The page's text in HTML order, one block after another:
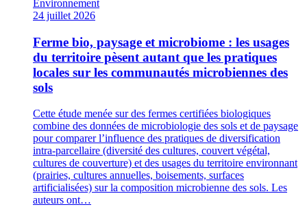
Environnement
24 juillet 2026
Ferme bio, paysage et microbiome : les usages
du territoire pèsent autant que les pratiques
locales sur les communautés microbiennes des
sols
Cette étude menée sur des fermes certifiées biologiques
combine des données de microbiologie des sols et de paysage
pour comparer l’influence des pratiques de diversification
intra-parcellaire (diversité des cultures, couvert végétal,
cultures de couverture) et des usages du territoire environnant
(prairies, cultures annuelles, boisements, surfaces
artificialisées) sur la composition microbienne des sols. Les
auteurs ont…